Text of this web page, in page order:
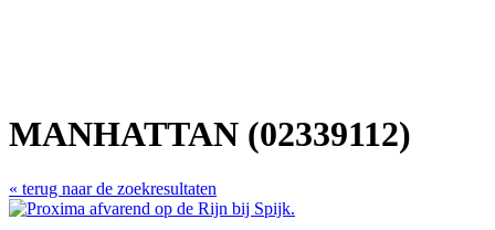
MANHATTAN (02339112)
« terug naar de zoekresultaten